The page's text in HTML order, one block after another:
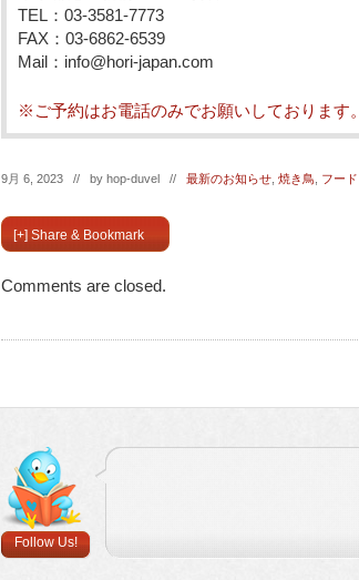
TEL：03-3581-7773
FAX：03-6862-6539
Mail：info@hori-japan.com
※ご予約はお電話のみでお願いしております。
9月 6, 2023 // by hop-duvel // 最新のお知らせ 焼き鳥 フード
[+] Share & Bookmark
Comments are closed.
Follow Us!